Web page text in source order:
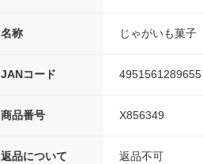
名称 じゃがいも菓子
JANコード 4951561289655
商品番号 X856349
返品について
返品不可